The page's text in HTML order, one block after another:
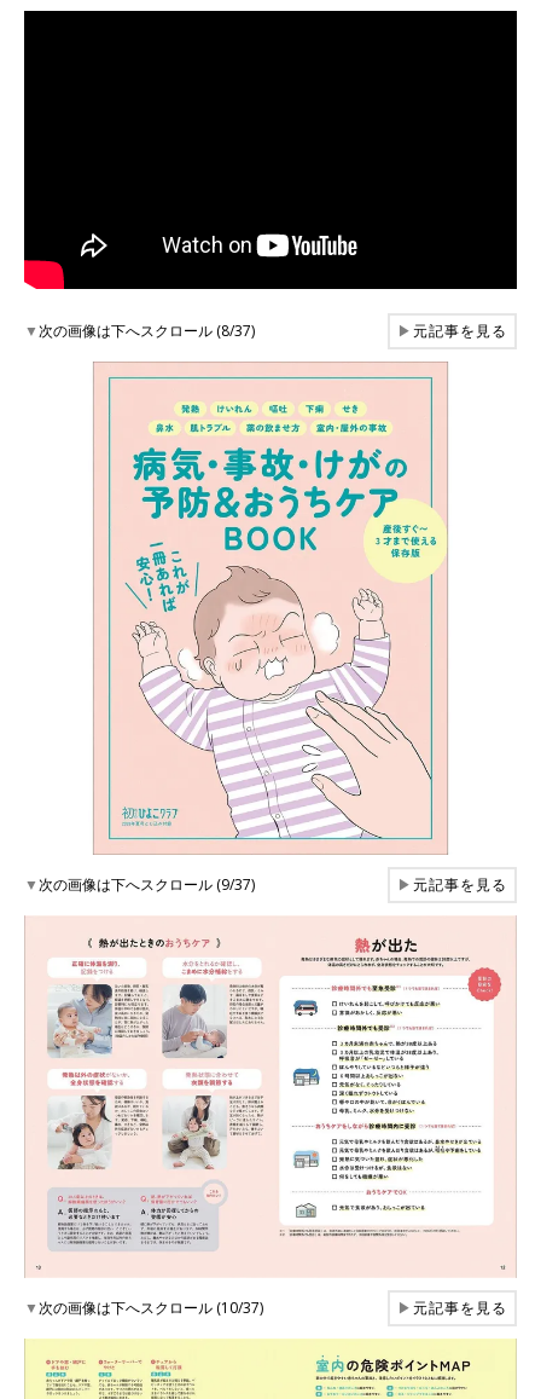
▼次の画像は下へスクロール (8/37) ▶元記事を見る
▼次の画像は下へスクロール (9/37) ▶元記事を見る
▼次の画像は下へスクロール (10/37) ▶元記事を見る